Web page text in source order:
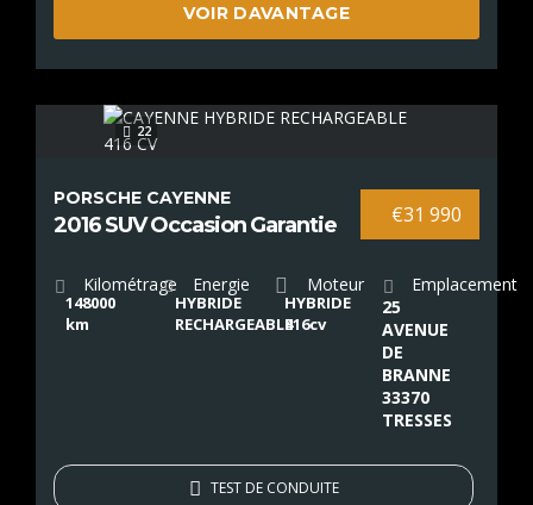
VOIR DAVANTAGE
22
€31 990
PORSCHE CAYENNE
2016 SUV Occasion Garantie
Kilométrage
148000
km
Energie
HYBRIDE
RECHARGEABLE
Moteur
HYBRIDE
416cv
Emplacement
25
AVENUE
DE
BRANNE
33370
TRESSES
TEST DE CONDUITE